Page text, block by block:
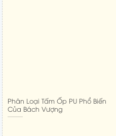
Phân Loại Tấm Ốp PU Phổ Biến
Của Bách Vượng